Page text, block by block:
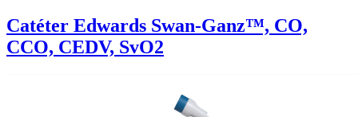
Catéter Edwards Swan-Ganz™, CO,
CCO, CEDV, SvO2